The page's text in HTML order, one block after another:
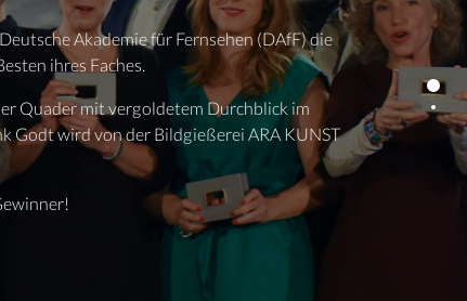
Akademie für Fernsehen (DAfF) die
ihres Faches.
Quader mit vergoldetem Durchblick im
Godt wird von der Bildgießerei ARA KUNST